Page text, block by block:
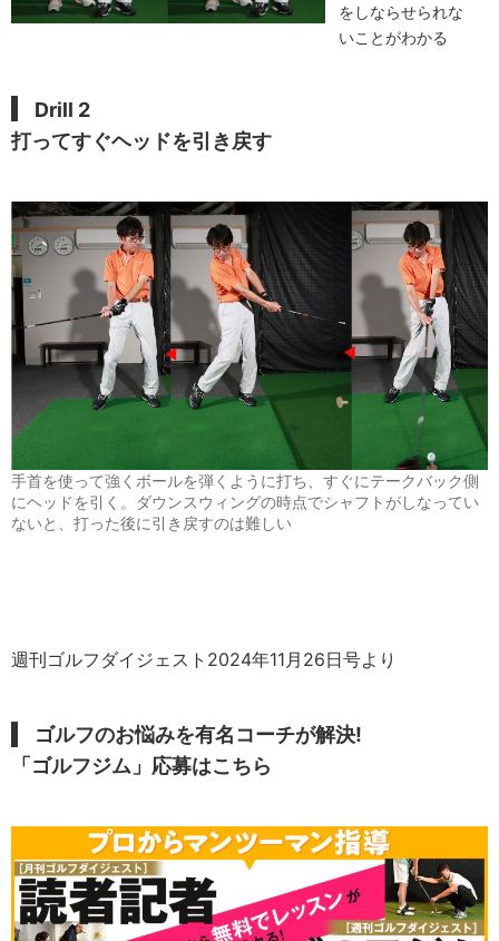
をしならせられな
いことがわかる
Drill 2
打ってすぐヘッドを引き戻す
手首を使って強くボールを弾くように打ち、すぐにテークバック側
にヘッドを引く。ダウンスウィングの時点でシャフトがしなってい
ないと、打った後に引き戻すのは難しい
週刊ゴルフダイジェスト2024年11月26日号より
ゴルフのお悩みを有名コーチが解決!
「ゴルフジム」応募はこちら